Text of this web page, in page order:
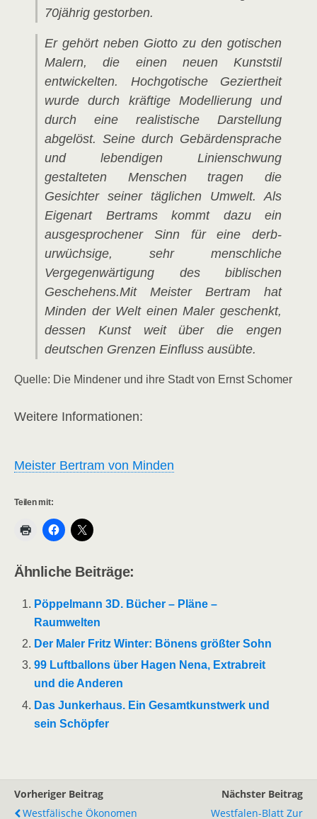
70jährig gestorben.
Er gehört neben Giotto zu den gotischen
Malern, die einen neuen Kunststil
entwickelten. Hochgotische Geziertheit
wurde durch kräftige Modellierung und
durch eine realistische Darstellung
abgelöst. Seine durch Gebärdensprache
und lebendigen Linienschwung
gestalteten Menschen tragen die
Gesichter seiner täglichen Umwelt. Als
Eigenart Bertrams kommt dazu ein
ausgesprochener Sinn für eine derb-
urwüchsige, sehr menschliche
Vergegenwärtigung des biblischen
Geschehens.Mit Meister Bertram hat
Minden der Welt einen Maler geschenkt,
dessen Kunst weit über die engen
deutschen Grenzen Einfluss ausübte.
Quelle: Die Mindener und ihre Stadt von Ernst Schomer
Weitere Informationen:
Meister Bertram von Minden
Teilen mit:
Ähnliche Beiträge:
Pöppelmann 3D. Bücher – Pläne –
Raumwelten
Der Maler Fritz Winter: Bönens größter Sohn
99 Luftballons über Hagen Nena, Extrabreit
und die Anderen
Das Junkerhaus. Ein Gesamtkunstwerk und
sein Schöpfer
Vorheriger Beitrag
Westfälische Ökonomen
Nächster Beitrag
Westfalen-Blatt Zur